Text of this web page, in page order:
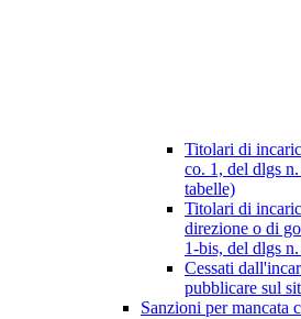
Titolari di
co. 1, del dlgs
tabelle)
Titolari di
direzione o di
1-bis, del dlgs
Cessati
pubblicare sul
Sanzioni per mancata